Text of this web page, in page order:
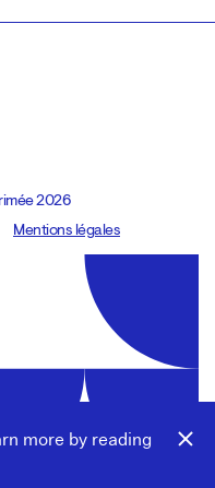
more by reading
2026
Mentions légales